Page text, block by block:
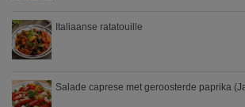
Italiaanse ratatouille
Salade caprese met geroosterde paprika